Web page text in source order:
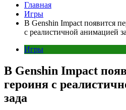
Главная
Игры
В Genshin Impact появится
с реалистичной анимацией
Игры
В Genshin Impact
героиня с
зада